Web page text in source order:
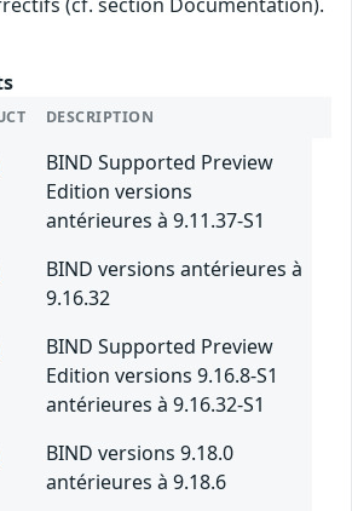
DESCRIPTION
BIND Supported Preview
Edition versions
antérieures à 9.11.37-S1
BIND versions antérieures à
9.16.32
BIND Supported Preview
Edition versions 9.16.8-S1
antérieures à 9.16.32-S1
BIND versions 9.18.0
antérieures à 9.18.6